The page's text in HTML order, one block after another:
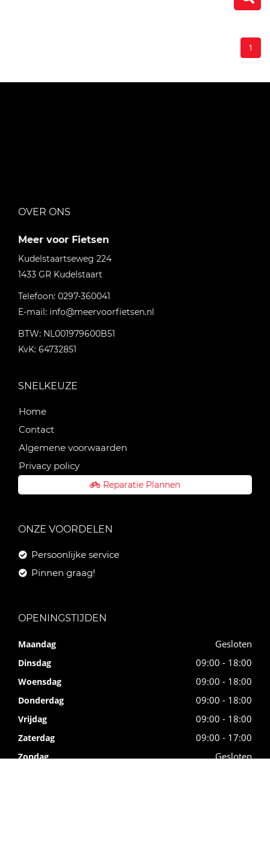
1
OVER ONS
Meer voor Fietsen
Kudelstaartseweg 224
1433 GR Kudelstaart
Telefoon: 0297-360041
E-mail: info@meervoorfietsen.nl
BTW: NL001979600B51
KvK: 64732851
SNELKEUZE
Home
Contact
Algemene voorwaarden
Privacy policy
Reparatie Plannen
ONZE VOORDELEN
Persoonlijke service
Pinnen graag!
OPENINGSTIJDEN
Maandag Gesloten
Dinsdag 09:00 - 18:00
Woensdag 09:00 - 18:00
Donderdag 09:00 - 18:00
Vrijdag 09:00 - 18:00
Zaterdag 09:00 - 17:00
Zondag Gesloten